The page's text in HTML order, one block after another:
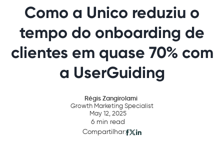
Como a Unico reduziu o
tempo do onboarding de
clientes em quase 70% com
a UserGuiding
Régis Zangirolami
Growth Marketing Specialist
May 12, 2025
6 min read
Compartilhar: